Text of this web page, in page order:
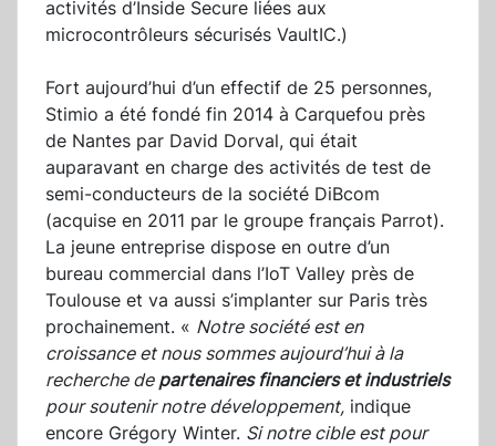
activités d’Inside Secure liées aux
microcontrôleurs sécurisés VaultIC.)
Fort aujourd’hui d’un effectif de 25 personnes,
Stimio a été fondé fin 2014 à Carquefou près
de Nantes par David Dorval, qui était
auparavant en charge des activités de test de
semi-conducteurs de la société DiBcom
(acquise en 2011 par le groupe français Parrot).
La jeune entreprise dispose en outre d’un
bureau commercial dans l’IoT Valley près de
Toulouse et va aussi s’implanter sur Paris très
prochainement. « Notre société est en
croissance et nous sommes aujourd’hui à la
recherche de partenaires financiers et industriels
pour soutenir notre développement, indique
encore Grégory Winter. Si notre cible est pour